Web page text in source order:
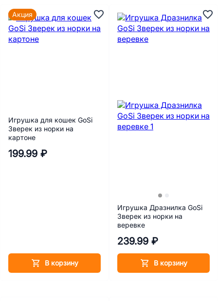
Игрушка для кошек GoSi
Зверек из норки на
картоне
199.99 ₽
В корзину
Акция
Игрушка Дразнилка GoSi
Зверек из норки на
веревке
239.99 ₽
В корзину